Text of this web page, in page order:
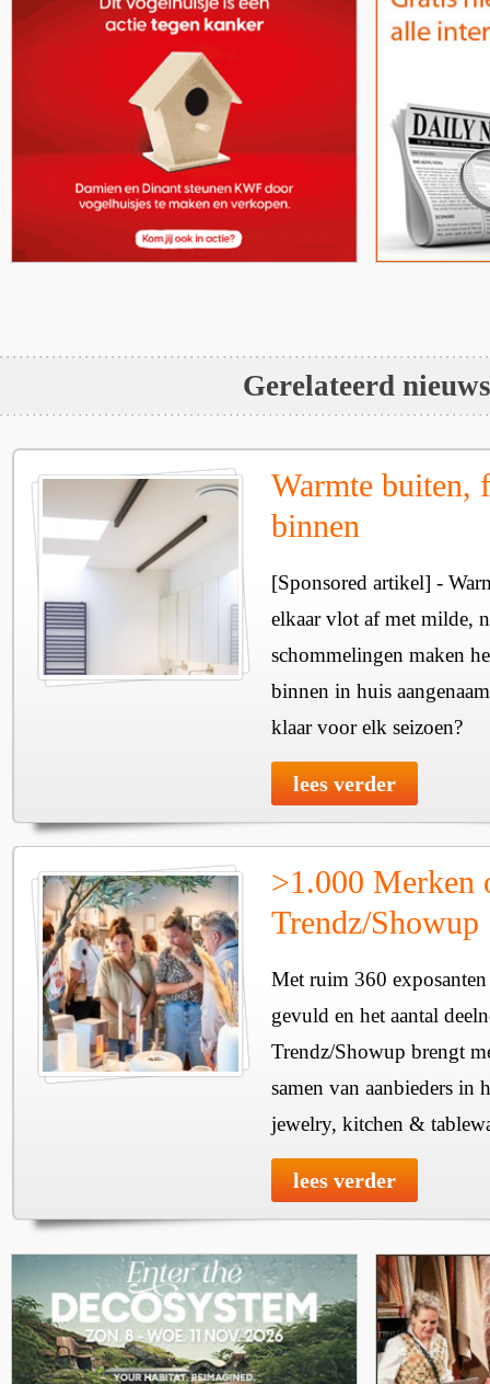
Gerelateerd nieuws
Warmte buiten,
binnen
[Sponsored artikel] -
elkaar vlot af met milde,
schommelingen maken
binnen in huis
klaar voor elk seizoen?
lees verder
>1.000 Merken
Trendz/Showup
Met ruim 360
gevuld en het aantal
Trendz/Showup brengt
samen van aanbieders in
jewelry, kitchen &
lees verder